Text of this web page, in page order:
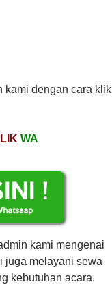
kami dengan cara klik
WA
kami mengenai
juga melayani sewa
kebutuhan acara.